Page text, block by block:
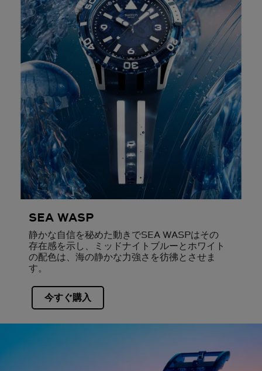
SEA WASP
静かな自信を秘めた動きでSEA WASPはその
存在感を示し、ミッドナイトブルーとホワイト
の配色は、海の静かな力強さを彷彿とさせま
す。
今すぐ購入